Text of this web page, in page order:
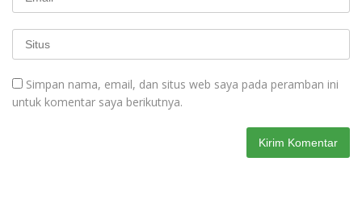
Simpan nama, email, dan situs web saya pada peramban ini
untuk komentar saya berikutnya.